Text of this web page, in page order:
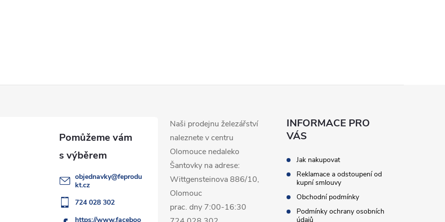
objednavky@feprodu
kt.cz
724 028 302
https://www.faceboo
Naši prodejnu železářství
naleznete v centru
Olomouce nedaleko
Šantovky na adrese:
Wittgensteinova 886/10,
Olomouc
prac. dny 7:00-16:30
INFORMACE PRO
VÁS
Jak nakupovat
Reklamace a odstoupení od
kupní smlouvy
Obchodní podmínky
Podmínky ochrany osobních
údajů